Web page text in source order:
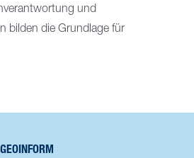
und
bilden die Grundlage für
GEOINFORM